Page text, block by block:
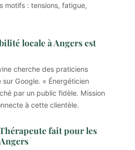
motifs : tensions, fatigue,
locale à Angers est
cherche des praticiens
Google. « Énergéticien
par un public fidèle. Mission
à cette clientèle.
fait pour les